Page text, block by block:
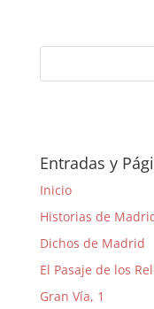
Entradas y
Inicio
Historias de
Dichos de Madrid
El Pasaje de los
Gran Vía, 1